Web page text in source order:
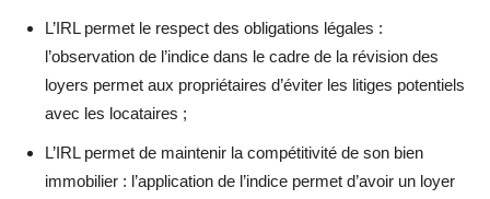
L’IRL permet le respect des obligations légales :
l’observation de l’indice dans le cadre de la révision des
loyers permet aux propriétaires d’éviter les litiges potentiels
avec les locataires ;
L’IRL permet de maintenir la compétitivité de son bien
immobilier : l’application de l’indice permet d’avoir un loyer